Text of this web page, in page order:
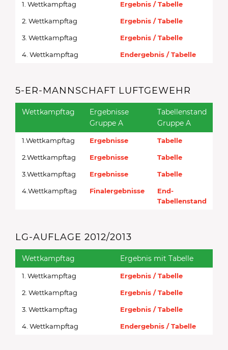
1. Wettkampftag Ergebnis / Tabelle
2. Wettkampftag Ergebnis / Tabelle
3. Wettkampftag Ergebnis / Tabelle
4. Wettkampftag Endergebnis / Tabelle
5-ER-MANNSCHAFT LUFTGEWEHR
Wettkampftag
Ergebnisse
Gruppe A
Tabellenstand
Gruppe A
1.Wettkampftag Ergebnisse Tabelle
2.Wettkampftag Ergebnisse Tabelle
3.Wettkampftag Ergebnisse Tabelle
4.Wettkampftag Finalergebnisse
End-
Tabellenstand
LG-AUFLAGE 2012/2013
Wettkampftag Ergebnis mit Tabelle
1. Wettkampftag Ergebnis / Tabelle
2. Wettkampftag Ergebnis / Tabelle
3. Wettkampftag Ergebnis / Tabelle
4. Wettkampftag Endergebnis / Tabelle